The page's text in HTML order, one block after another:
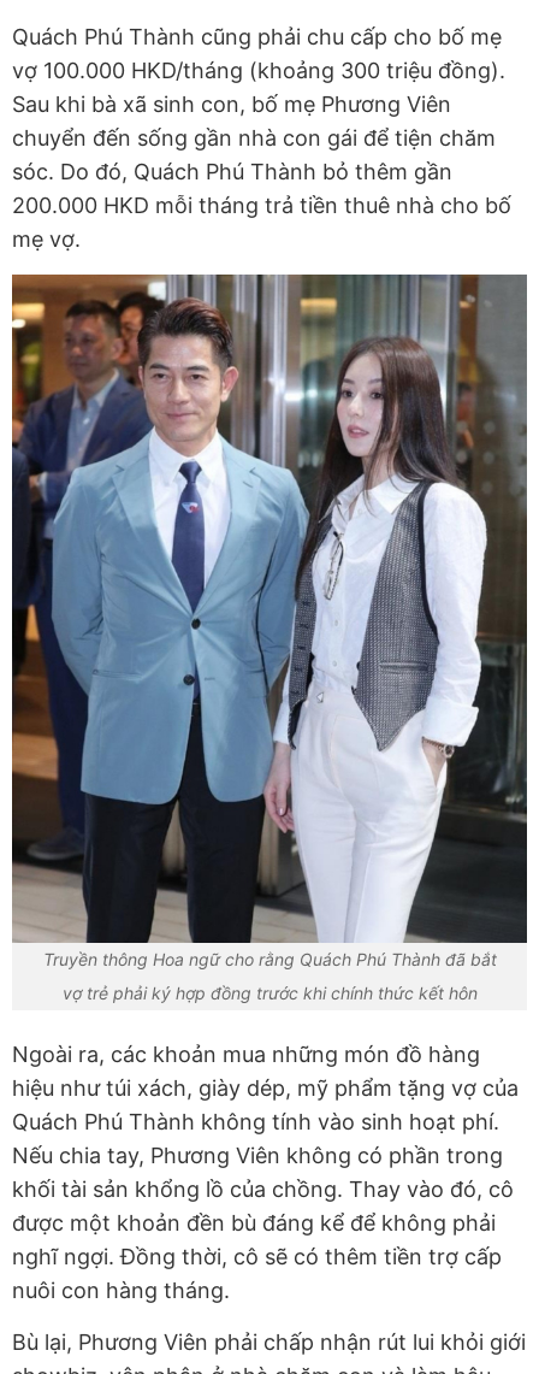
Quách Phú Thành cũng phải chu cấp cho bố mẹ
vợ 100.000 HKD/tháng (khoảng 300 triệu đồng).
Sau khi bà xã sinh con, bố mẹ Phương Viên
chuyển đến sống gần nhà con gái để tiện chăm
sóc. Do đó, Quách Phú Thành bỏ thêm gần
200.000 HKD mỗi tháng trả tiền thuê nhà cho bố
mẹ vợ.
Truyền thông Hoa ngữ cho rằng Quách Phú Thành đã bắt
vợ trẻ phải ký hợp đồng trước khi chính thức kết hôn
Ngoài ra, các khoản mua những món đồ hàng
hiệu như túi xách, giày dép, mỹ phẩm tặng vợ của
Quách Phú Thành không tính vào sinh hoạt phí.
Nếu chia tay, Phương Viên không có phần trong
khối tài sản khổng lồ của chồng. Thay vào đó, cô
được một khoản đền bù đáng kể để không phải
nghĩ ngợi. Đồng thời, cô sẽ có thêm tiền trợ cấp
nuôi con hàng tháng.
Bù lại, Phương Viên phải chấp nhận rút lui khỏi giới